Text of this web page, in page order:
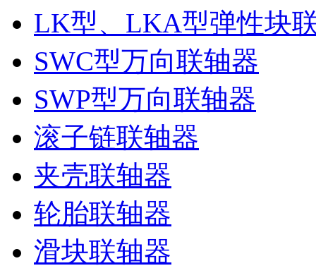
LK型、LKA型弹性块
SWC型万向联轴器
SWP型万向联轴器
滚子链联轴器
夹壳联轴器
轮胎联轴器
滑块联轴器